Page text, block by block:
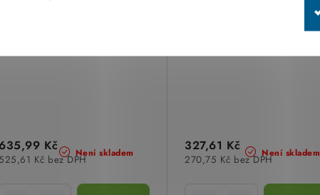
Není skladem
Kč bez DPH
635,99 Kč Není skladem
270,75 Kč bez DPH
327,61 Kč